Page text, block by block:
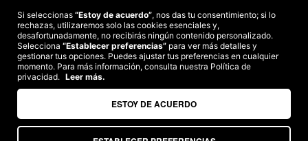
©2026 Colectivia
Términos y condiciones|Política de privacidad|Política de cookies
Estudio turismo de verano 2020
Si seleccionas “Estoy de acuerdo”, nos das tu consentimiento; si lo
rechazas, utilizaremos solo las cookies esenciales y,
desafortunadamente, no recibirás ningún contenido personalizado.
Selecciona “Establecer preferencias” para ver más detalles y
gestionar tus opciones. Puedes ajustar tus preferencias en cualquier
momento. Para más información, consulta nuestra Política de
privacidad. Leer más.
ESTOY DE ACUERDO